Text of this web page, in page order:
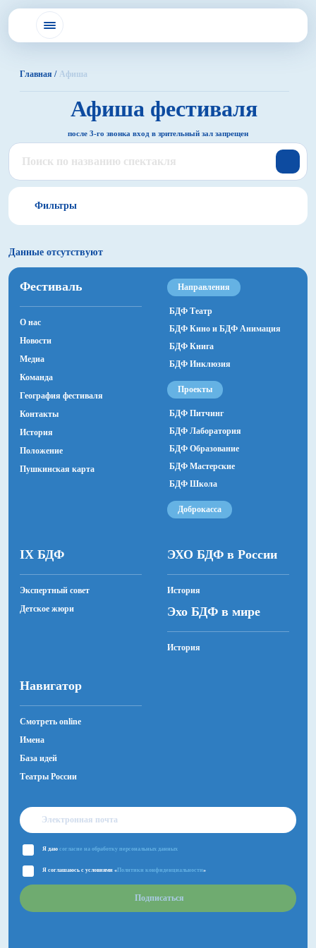
Главная / Афиша
Афиша фестиваля
после 3-го звонка вход в зрительный зал запрещен
Фильтры
Показать прошедшие
Данные отсутствуют
Фестиваль
О нас
Новости
Медиа
Команда
География фестиваля
Контакты
История
Положение
Пушкинская карта
Направления
БДФ Театр
БДФ Кино и БДФ Анимация
БДФ Книга
БДФ Инклюзия
Проекты
БДФ Питчинг
БДФ Лаборатория
БДФ Образование
БДФ Мастерские
БДФ Школа
Доброкасса
IX БДФ
Экспертный совет
Детское жюри
ЭХО БДФ в России
История
Эхо БДФ в мире
История
Навигатор
Смотреть online
Имена
База идей
Театры России
Я даю согласие на обработку персональных данных
Я соглашаюсь с условиями « Политики конфиденциальности»
Подписаться